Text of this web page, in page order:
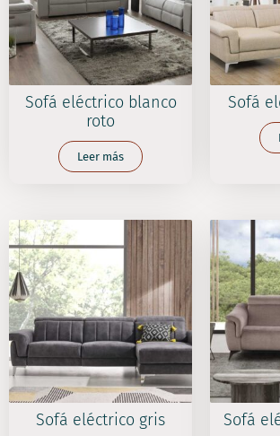
Sofá eléctrico blanco
roto
Leer más
Sofá
Sofá eléctrico gris Sofá